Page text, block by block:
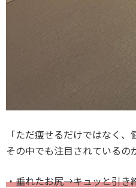
「ただ痩せるだけではなく
その中でも注目されているの
・垂れたお尻→キュッと引き